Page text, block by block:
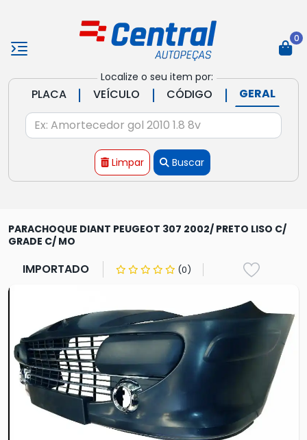
Localize o seu item por:
PLACA | VEÍCULO | CÓDIGO | GERAL
Limpar Buscar
0
PARACHOQUE DIANT PEUGEOT 307 2002/ PRETO LISO C/
GRADE C/ MO
IMPORTADO (0)